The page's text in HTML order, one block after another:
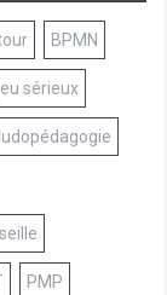
BPMN
sérieux
ludopédagogie
PMP